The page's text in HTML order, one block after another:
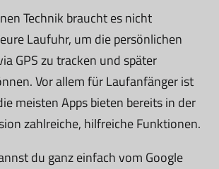
Technik braucht es nicht
Laufuhr, um die persönlichen
GPS zu tracken und später
Vor allem für Laufanfänger ist
meisten Apps bieten bereits in der
zahlreiche, hilfreiche Funktionen.
du ganz einfach vom Google